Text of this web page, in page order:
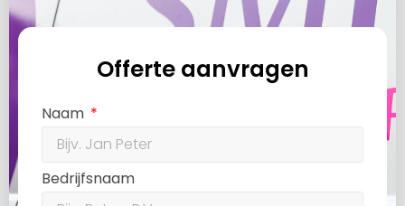
Offerte aanvragen
Naam
Bedrijfsnaam